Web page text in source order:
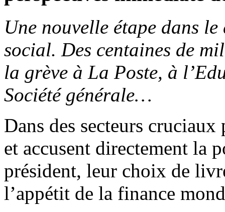
Une nouvelle étape dans
social. Des centaines de
la grève à La Poste, à
Société générale…
Dans des secteurs
et accusent directement la
président, leur choix de
l’appétit de la finance